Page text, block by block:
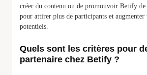
créer du contenu ou de promouvoir Betify
pour attirer plus de participants et augmenter
potentiels.
Quels sont les critères pour
partenaire chez Betify ?